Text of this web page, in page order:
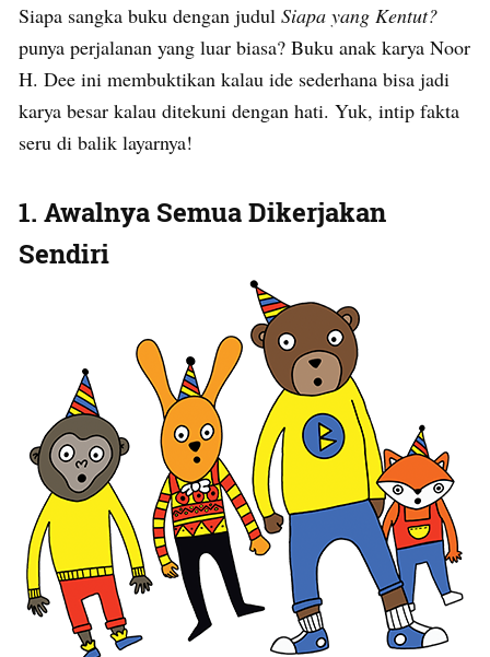
Siapa sangka buku dengan judul Siapa yang Kentut?
punya perjalanan yang luar biasa? Buku anak karya Noor
H. Dee ini membuktikan kalau ide sederhana bisa jadi
karya besar kalau ditekuni dengan hati. Yuk, intip fakta
seru di balik layarnya!
1. Awalnya Semua Dikerjakan
Sendiri